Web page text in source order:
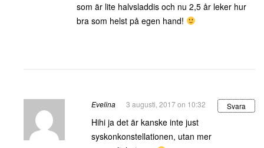
som är lite halvsladdis och nu 2,5 år leker hur
bra som helst på egen hand!
Evelina 3 augusti, 2017 on 10:32 Svara
Hihi ja det är kanske inte just
syskonkonstellationen, utan mer